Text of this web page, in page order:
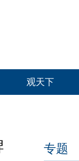
观天下
专题